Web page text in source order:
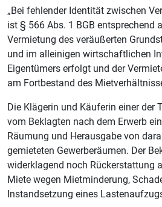
„Bei fehlender Identität zwischen
ist § 566 Abs. 1 BGB entsprechend
Vermietung des veräußerten
und im alleinigen wirtschaftlichen
Eigentümers erfolgt und der
am Fortbestand des
Die Klägerin und Käuferin einer der
vom Beklagten nach dem Erwerb
Räumung und Herausgabe von
gemieteten Gewerberäumen. Der
widerklagend noch Rückerstattung
Miete wegen Mietminderung,
Instandsetzung eines